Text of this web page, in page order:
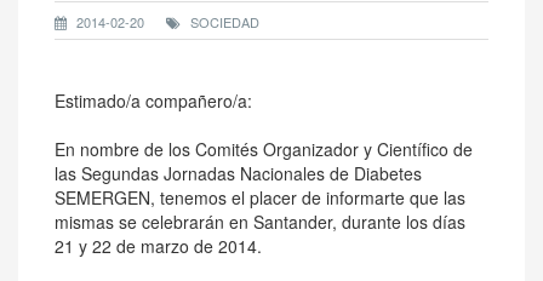
2014-02-20 SOCIEDAD
Estimado/a compañero/a:
En nombre de los Comités Organizador y Científico de
las Segundas Jornadas Nacionales de Diabetes
SEMERGEN, tenemos el placer de informarte que las
mismas se celebrarán en Santander, durante los días
21 y 22 de marzo de 2014.